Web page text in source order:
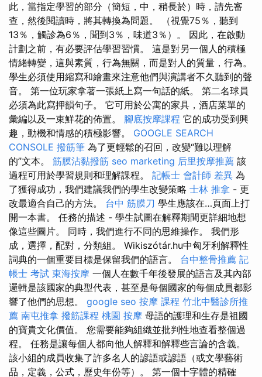
此，當指定學習的部分（簡短，中，稍長於）時，請先審
查，然後閱讀時，將其轉換為問題。 （視覺75％，聽到
13％，觸診為6％，聞到3％，味道3％）。 因此，在啟動
計劃之前，有必要評估學習習慣。 這是對另一個人的積極
情緒轉變，這與素質，行為無關，而是對人的質量，行為。
學生必須使用縮寫和繪畫來注意他們與演講者不久聽到的聲
音。 第一位玩家拿著一張紙上寫一句話的紙。 第二名球員
必須為此寫押韻句子。 它可用於公寓的家具，酒店菜單的
彙編以及一束鮮花的佈置。 腳底按摩課程 它的成功受到興
趣，動機和情感的積極影響。 GOOGLE SEARCH
CONSOLE 撥筋筆 為了更輕鬆的召回，改變“難以理解
的”文本。 筋膜沾黏撥筋 seo marketing 后里按摩推薦 該
過程可用於學習規則和理解課程。 記帳士 會計師 差異 為
了獲得成功，我們建議我們的學生改變策略 士林 推拿 - 更
改最適合自己的方法。 台中 筋膜刀 學生應該在…頁面上打
開一本書。 任務的描述 - 學生試圖在解釋期間更詳細地想
像這些圖片。 同時，我們進行不同的思維操作。 我們形
成，選擇，配對，分類組。 Wikiszótár.hu中匈牙利解釋性
詞典的一個重要目標是保留我們的語言。 台中整骨推薦 記
帳士 考試 東海按摩 一個人在數千年後發展的語言及其內部
邏輯是該國家的典型代表，甚至是每個國家的每個成員都影
響了他們的思想。 google seo 按摩 課程 竹北中醫診所推
薦 南屯推拿 撥筋課程 桃園 按摩 母語的護理和生存是祖國
的寶貴文化價值。 您需要能夠組織並批判性地查看整個過
程。 任務是讓每個人都向他人解釋和解釋些言論的含義。
該小組的成員收集了許多名人的諺語或諺語（或文學藝術
品，定義，公式，歷史年份等）。 第一個十字體的精確